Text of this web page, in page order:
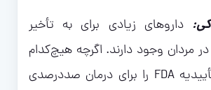
داروهای زیادی برای به تأخیر
در مردان وجود دارند. اگرچه هیچ‌کدام
از این داروها تأییدیه FDA را برای درمان صددرصدی